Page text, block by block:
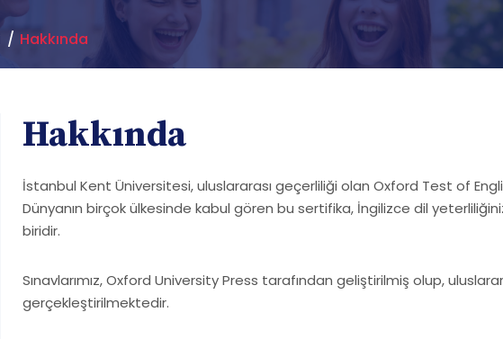
Hakkında
Hakkında
İstanbul Kent Üniversitesi, uluslararası geçerliliği olan Oxford Test of
Dünyanın birçok ülkesinde kabul gören bu sertifika, İngilizce dil
biridir.
Sınavlarımız, Oxford University Press tarafından geliştirilmiş olup,
gerçekleştirilmektedir.